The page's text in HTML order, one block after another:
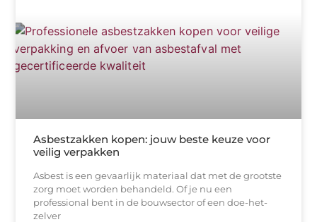
Asbestzakken kopen: jouw beste keuze voor
veilig verpakken
Asbest is een gevaarlijk materiaal dat met de grootste
zorg moet worden behandeld. Of je nu een
professional bent in de bouwsector of een doe-het-
zelver